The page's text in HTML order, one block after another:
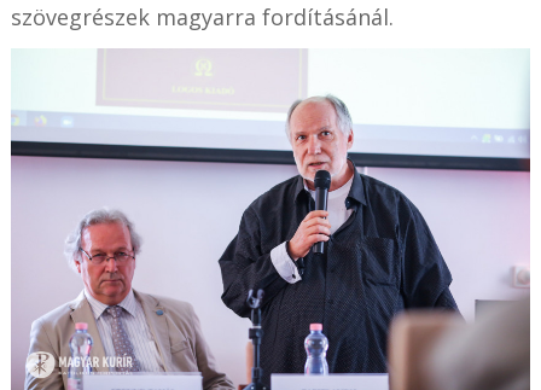
szövegrészek magyarra fordításánál.